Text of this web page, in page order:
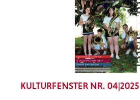
KULTURFENSTER NR.